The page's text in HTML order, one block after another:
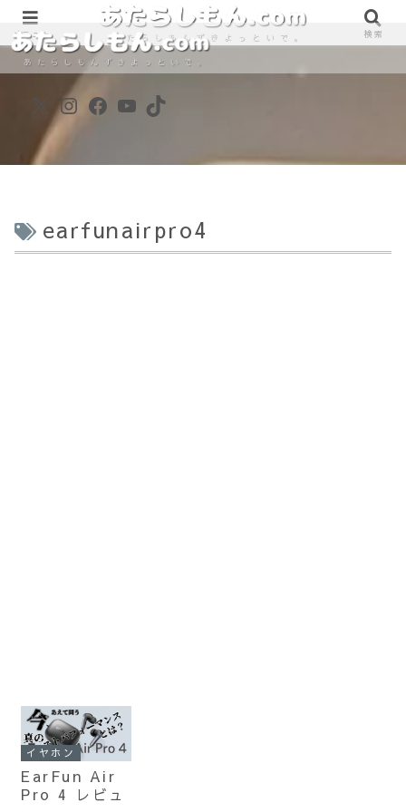
890861698 890861698
X Instagram
Facebook
YouTube
earfunairpro4
イヤホン
EarFun Air
Pro 4 レビュ
メニュー 検索